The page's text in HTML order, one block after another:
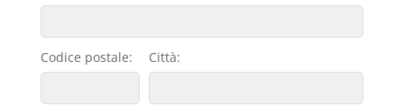
Codice postale: Città: